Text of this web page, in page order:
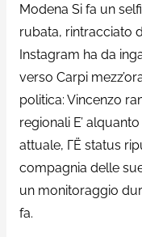
Modena Si fa un
rubata, rintracciato
Instagram ha da
verso Carpi
politica: Vincenzo
regionali E’
attuale, ГЁ status
compagnia delle
un monitoraggio
fa.